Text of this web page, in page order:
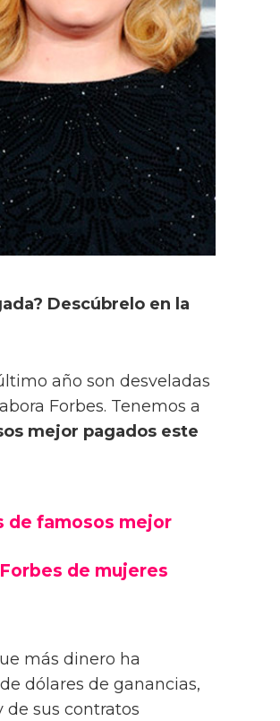
Descúbrelo en la
año son desveladas
Forbes. Tenemos a
mejor pagados este
de famosos mejor
de mujeres
más dinero ha
dólares de ganancias,
de sus contratos